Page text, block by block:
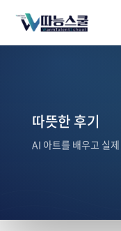
따뜻한 후기
AI 아트를 배우고 실